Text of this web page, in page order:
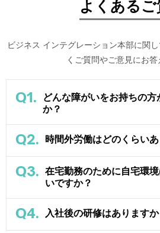
よくあるご
ビジネス インテグレーション本部に関
くご質問やご意見にお答
Q1.
どんな障がいをお持ちの方
か？
Q2. 時間外労働はどのくらい
Q3.
在宅勤務のために自宅環
いですか？
Q4. 入社後の研修はありますか